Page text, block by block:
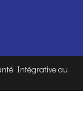
Intégrative au